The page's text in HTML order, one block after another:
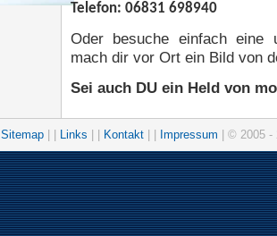
Telefon: 06831 698940
Oder besuche einfach eine
mach dir vor Ort ein Bild von
Sei auch DU ein Held von
Sitemap Links Kontakt Impressum | © 2005 -